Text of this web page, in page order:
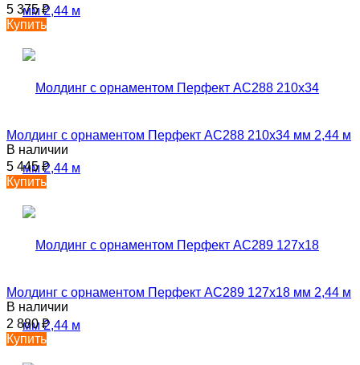
5 375₽
Купить
Молдинг с орнаментом Перфект AC288 210х34 мм 2,44 м
В наличии
5 445₽
Купить
Молдинг с орнаментом Перфект AC289 127х18 мм 2,44 м
В наличии
2 880₽
Купить